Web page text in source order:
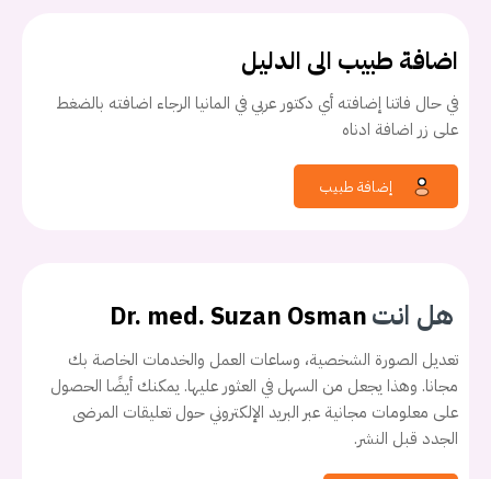
اضافة طبيب الى الدليل
في حال فاتنا إضافته أي دكتور عربي في المانيا الرجاء اضافته بالضغط
على زر اضافة ادناه
هل انتDr. med. Suzan Osman
تعديل الصورة الشخصية، وساعات العمل والخدمات الخاصة بك
مجانا. وهذا يجعل من السهل في العثور عليها. يمكنك أيضًا الحصول
على معلومات مجانية عبر البريد الإلكتروني حول تعليقات المرضى
الجدد قبل النشر.